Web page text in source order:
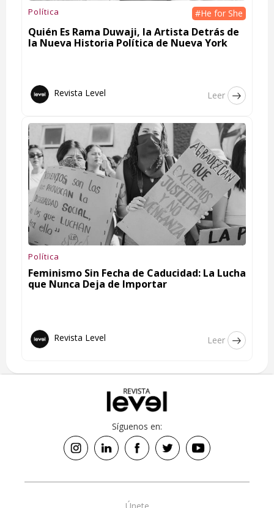
Política #He for She
Quién Es Rama Duwaji, la Artista Detrás de
la Nueva Historia Política de Nueva York
Revista Level Leer
Política
Feminismo Sin Fecha de Caducidad: La Lucha
que Nunca Deja de Importar
Revista Level Leer
Síguenos en: